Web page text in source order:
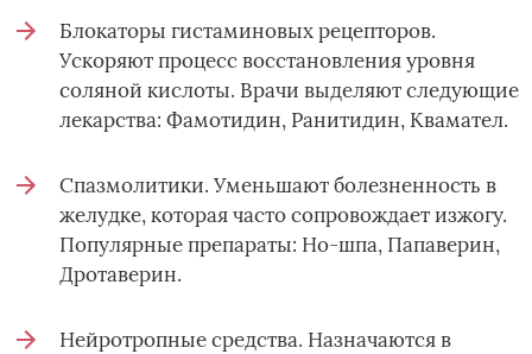
Блокаторы гистаминовых рецепторов.
Ускоряют процесс восстановления уровня
соляной кислоты. Врачи выделяют следующие
лекарства: Фамотидин, Ранитидин, Квамател.
Спазмолитики. Уменьшают болезненность в
желудке, которая часто сопровождает изжогу.
Популярные препараты: Но-шпа, Папаверин,
Дротаверин.
Нейротропные средства. Назначаются в